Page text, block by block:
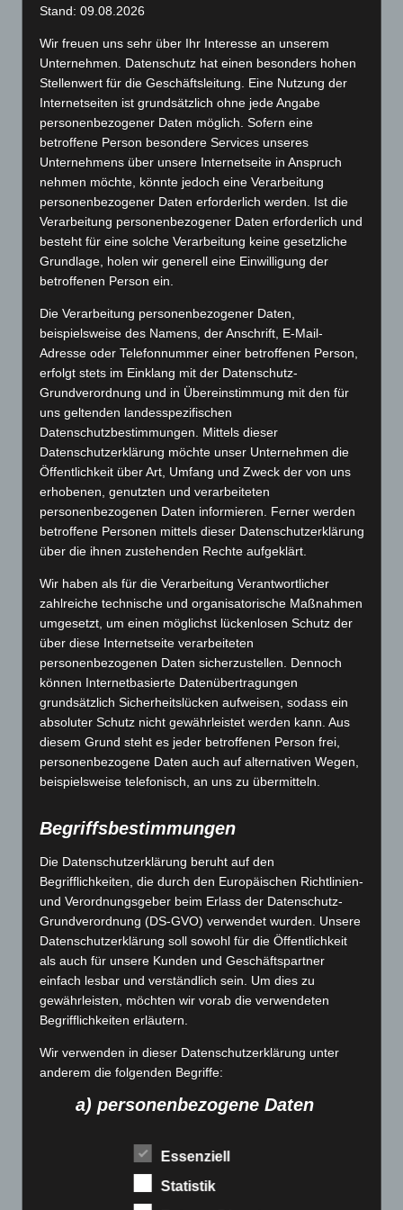
WORK
UNTERNEHMEN
LIFE
INDIVIDUELL
NEWSLETTER
KONTAKT
DATENSCHUTZERKLÄRUNG
Stand: 09.08.2026
Wir freuen uns sehr über Ihr Interesse an unserem
Unternehmen. Datenschutz hat einen besonders hohen
Stellenwert für die Geschäftsleitung. Eine Nutzung der
Internetseiten ist grundsätzlich ohne jede Angabe
personenbezogener Daten möglich. Sofern eine
betroffene Person besondere Services unseres
Unternehmens über unsere Internetseite in Anspruch
nehmen möchte, könnte jedoch eine Verarbeitung
personenbezogener Daten erforderlich werden. Ist die
Verarbeitung personenbezogener Daten erforderlich und
besteht für eine solche Verarbeitung keine gesetzliche
Grundlage, holen wir generell eine Einwilligung der
betroffenen Person ein.
Die Verarbeitung personenbezogener Daten,
beispielsweise des Namens, der Anschrift, E-Mail-
Adresse oder Telefonnummer einer betroffenen Person,
erfolgt stets im Einklang mit der Datenschutz-
Grundverordnung und in Übereinstimmung mit den für
uns geltenden landesspezifischen
Datenschutzbestimmungen. Mittels dieser
Datenschutzerklärung möchte unser Unternehmen die
Öffentlichkeit über Art, Umfang und Zweck der von uns
erhobenen, genutzten und verarbeiteten
personenbezogenen Daten informieren. Ferner werden
betroffene Personen mittels dieser Datenschutzerklärung
über die ihnen zustehenden Rechte aufgeklärt.
Wir haben als für die Verarbeitung Verantwortlicher
zahlreiche technische und organisatorische Maßnahmen
umgesetzt, um einen möglichst lückenlosen Schutz der
über diese Internetseite verarbeiteten
personenbezogenen Daten sicherzustellen. Dennoch
können Internetbasierte Datenübertragungen
grundsätzlich Sicherheitslücken aufweisen, sodass ein
absoluter Schutz nicht gewährleistet werden kann. Aus
diesem Grund steht es jeder betroffenen Person frei,
personenbezogene Daten auch auf alternativen Wegen,
beispielsweise telefonisch, an uns zu übermitteln.
Begriffsbestimmungen
Die Datenschutzerklärung beruht auf den
Begrifflichkeiten, die durch den Europäischen Richtlinien-
und Verordnungsgeber beim Erlass der Datenschutz-
Grundverordnung (DS-GVO) verwendet wurden. Unsere
Datenschutzerklärung soll sowohl für die Öffentlichkeit
als auch für unsere Kunden und Geschäftspartner
einfach lesbar und verständlich sein. Um dies zu
gewährleisten, möchten wir vorab die verwendeten
Begrifflichkeiten erläutern.
Wir verwenden in dieser Datenschutzerklärung unter
anderem die folgenden Begriffe:
a) personenbezogene Daten
die sich auf eine identifizierte oder identifizierbare
natürliche Person (im Folgenden "betroffene
Essenziell
Statistik